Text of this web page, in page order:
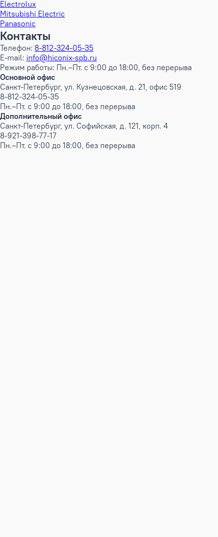
Electrolux
Mitsubishi Electric
Panasonic
Контакты
Телефон: 8-812-324-05-35
E-mail: info@hiconix-spb.ru
Режим работы: Пн.–Пт. с 9:00 до 18:00, без перерыва
Основной офис
Санкт-Петербург, ул. Кузнецовская, д. 21, офис 519
8-812-324-05-35
Пн.–Пт. с 9:00 до 18:00, без перерыва
Дополнительный офис
Санкт-Петербург, ул. Софийская, д. 121, корп. 4
8-921-398-77-17
Пн.–Пт. с 9:00 до 18:00, без перерыва